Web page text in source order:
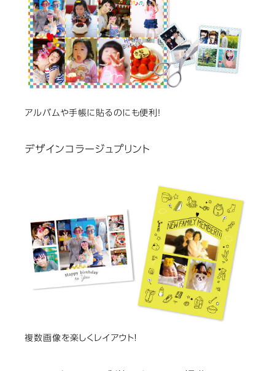
アルバムや手帳に貼るのにも便利！
デザインコラージュプリント
複数画像を楽しくレイアウト!